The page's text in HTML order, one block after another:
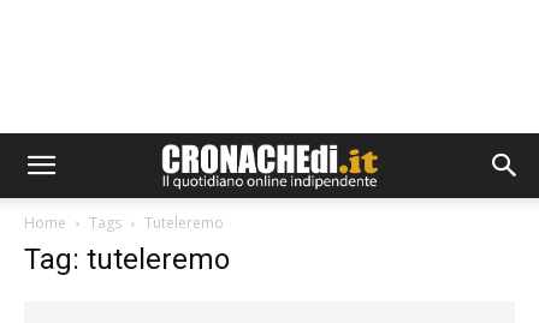
Home Tags Tuteleremo
Tag: tuteleremo